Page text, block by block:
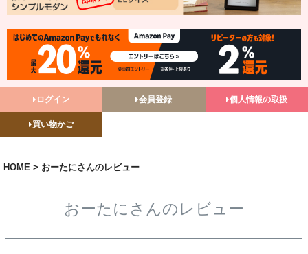
ログイン 会員登録 個人情報の取扱
買い物かご
HOME おーたにさんのレビュー
おーたにさんのレビュー